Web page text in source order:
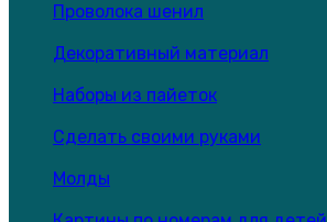
Проволока шенил
Декоративный материал
Наборы из пайеток
Сделать своими руками
Молды